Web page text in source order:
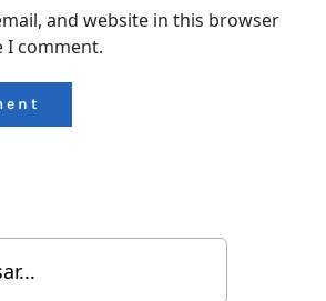
and website in this browser
I comment.